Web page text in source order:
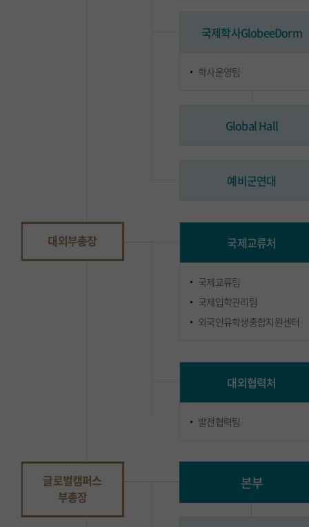
국제학사GlobeeDorm
학사운영팀
Global Hall
예비군연대
대외부총장 국제교류처
국제교류팀
국제입학관리팀
외국인유학생종합지원센터
대외협력처
발전협력팀
글로벌캠퍼스
부총장
본부